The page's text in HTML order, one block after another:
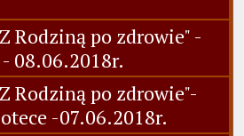
Rodziną po zdrowie" -
08.06.2018r.
Rodziną po zdrowie"-
-07.06.2018r.